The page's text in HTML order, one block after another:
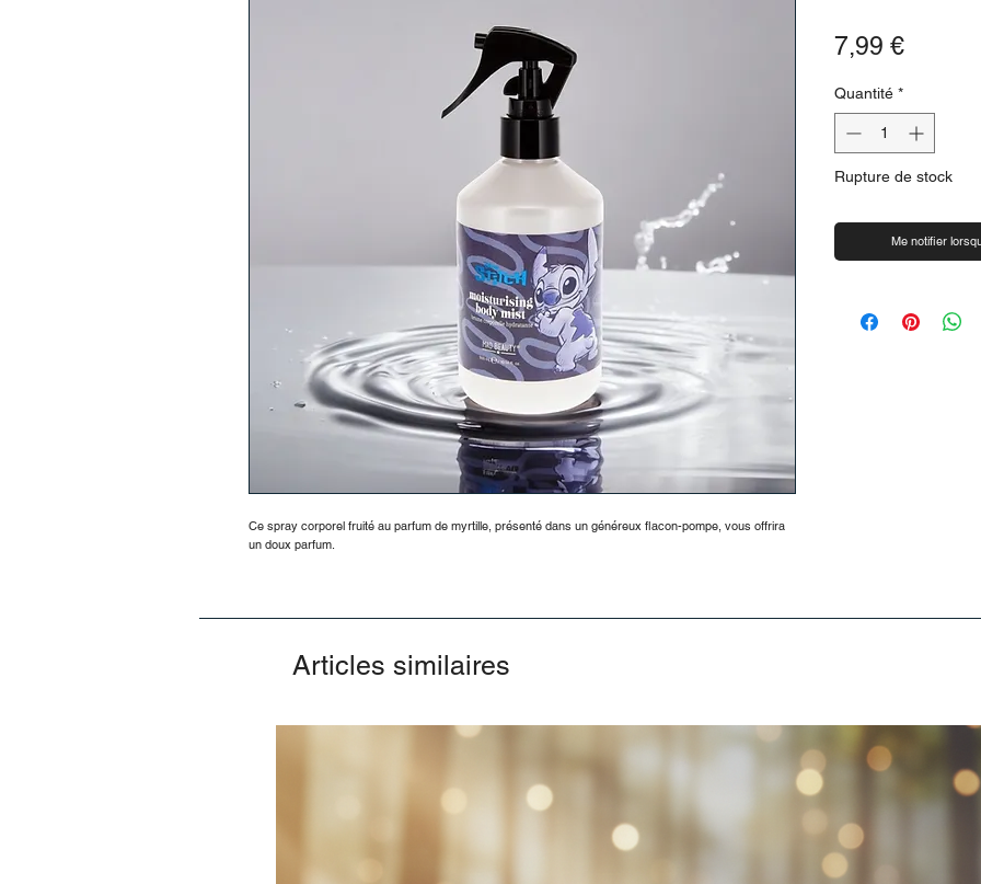
Ce spray corporel fruité au parfum de myrtille, présenté dans un généreux flacon-pompe, vous offrira
un doux parfum.
7,99 €Prix
Quantité *
Rupture de stock
Me notifier
Articles similaires